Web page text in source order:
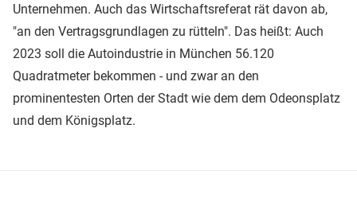
Unternehmen. Auch das Wirtschaftsreferat rät davon ab,
"an den Vertragsgrundlagen zu rütteln". Das heißt: Auch
2023 soll die Autoindustrie in München 56.120
Quadratmeter bekommen - und zwar an den
prominentesten Orten der Stadt wie dem dem Odeonsplatz
und dem Königsplatz.